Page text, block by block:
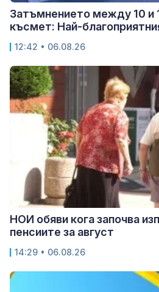
Затъмнението между 10 и
късмет: Най-
12:42 • 06.08.26
НОИ обяви кога започва
пенсиите за август
14:29 • 06.08.26